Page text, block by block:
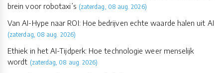
brein voor robotaxi’s (zaterdag, 08 aug. 2026)
Van AI-Hype naar ROI: Hoe bedrijven echte waarde halen uit AI
(zaterdag, 08 aug. 2026)
Ethiek in het AI-Tijdperk: Hoe technologie weer menselijk
wordt (zaterdag, 08 aug. 2026)